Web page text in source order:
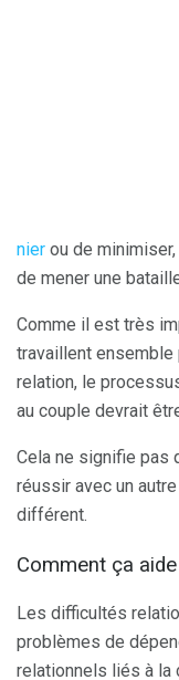
nier ou de
de mener une
Comme il est très
travaillent
relation, le
au couple devrait
Cela ne signifie pas
réussir avec un
différent.
Comment ça
Les difficultés
problèmes de
relationnels liés à la